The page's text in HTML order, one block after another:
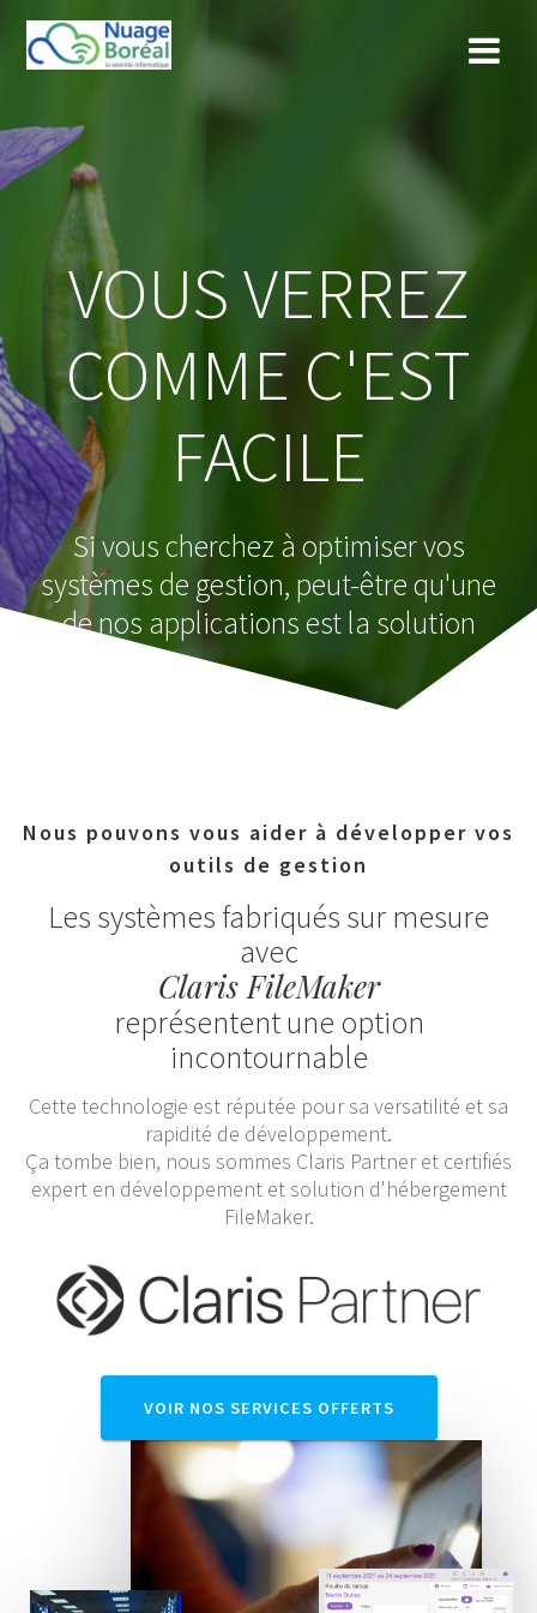
content
VOUS VERREZ
COMME C'EST
FACILE
Si vous cherchez à optimiser vos
systèmes de gestion, peut-être qu'une
de nos applications est la solution
Nous pouvons vous aider à développer vos
outils de gestion
Les systèmes fabriqués sur mesure
avec
Claris FileMaker
représentent une option
incontournable
Cette technologie est réputée pour sa versatilité et sa
rapidité de développement.
Ça tombe bien, nous sommes Claris Partner et certifiés
expert en développement et solution d'hébergement
FileMaker.
VOIR NOS SERVICES OFFERTS